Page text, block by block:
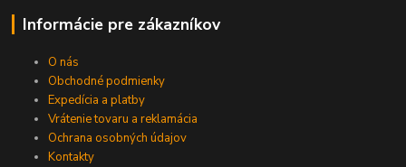
Informácie pre zákazníkov
O nás
Obchodné podmienky
Expedícia a platby
Vrátenie tovaru a reklamácia
Ochrana osobných údajov
Kontakty